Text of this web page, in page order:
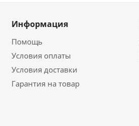
Информация
Помощь
Условия оплаты
Условия доставки
Гарантия на товар